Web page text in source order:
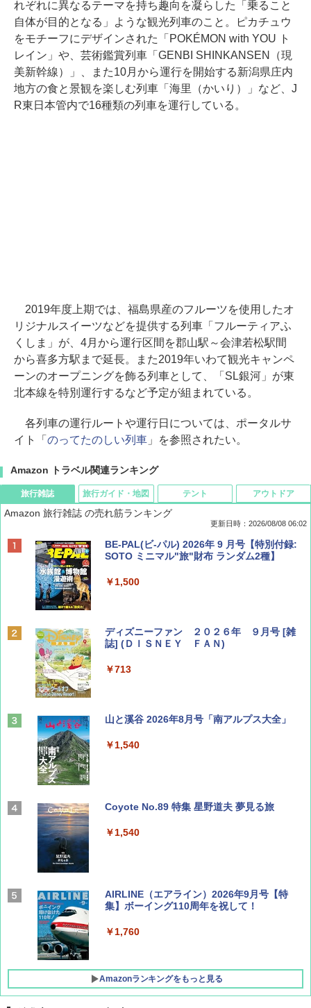
れぞれに異なるテーマを持ち趣向を凝らした「乗ること
自体が目的となる」ような観光列車のこと。ピカチュウ
をモチーフにデザインされた「POKÉMON with YOU ト
レイン」や、芸術鑑賞列車「GENBI SHINKANSEN（現
美新幹線）」、また10月から運行を開始する新潟県庄内
地方の食と景観を楽しむ列車「海里（かいり）」など、J
R東日本管内で16種類の列車を運行している。
2019年度上期では、福島県産のフルーツを使用したオ
リジナルスイーツなどを提供する列車「フルーティアふ
くしま」が、4月から運行区間を郡山駅～会津若松駅間
から喜多方駅まで延長。また2019年いわて観光キャンペ
ーンのオープニングを飾る列車として、「SL銀河」が東
北本線を特別運行するなど予定が組まれている。
各列車の運行ルートや運行日については、ポータルサ
イト「 のってたのしい列車」を参照されたい。
Amazon トラベル関連ランキング
旅行雑誌
Amazon 旅行雑誌 の売れ筋ランキング
更新日時：2026/08/08 06:02
BE-PAL(ビ-パル) 2026年 9 月号【特別付録:
SOTO ミニマル"旅"財布 ランダム2種】
￥1,500
ディズニーファン ２０２６年 ９月号 [雑
誌] (ＤＩＳＮＥＹ ＦＡＮ)
￥713
山と溪谷 2026年8月号「南アルプス大全」
￥1,540
Coyote No.89 特集 星野道夫 夢見る旅
￥1,540
AIRLINE（エアライン）2026年9月号【特
集】ボーイング110周年を祝して！
￥1,760
Amazonランキングをもっと見る
旅行ガイド・地図 テント アウトドア